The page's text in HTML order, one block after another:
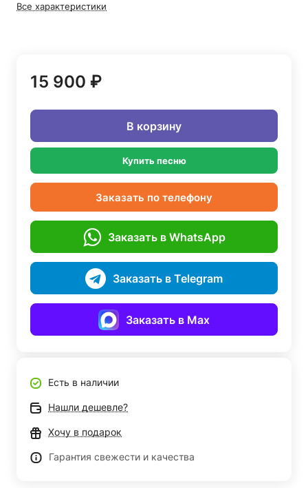
Все характеристики
15 900 ₽
В корзину
Купить песню
Заказать по телефону
Заказать в WhatsApp
Заказать в Telegram
Заказать в Max
Есть в наличии
Нашли дешевле?
Хочу в подарок
Гарантия свежести и качества